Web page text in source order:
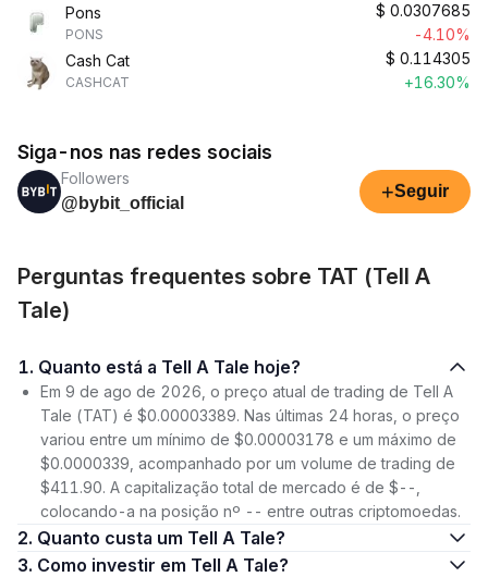
Pons
PONS
$ 0.0307685
-4.10%
Cash Cat
CASHCAT
$ 0.114305
+16.30%
Siga-nos nas redes sociais
Followers
@bybit_official
+Seguir
Perguntas frequentes sobre TAT (Tell A
Tale)
1. Quanto está a Tell A Tale hoje?
Em 9 de ago de 2026, o preço atual de trading de Tell A
Tale (TAT) é $0.00003389. Nas últimas 24 horas, o preço
variou entre um mínimo de $0.00003178 e um máximo de
$0.0000339, acompanhado por um volume de trading de
$411.90. A capitalização total de mercado é de $--,
colocando-a na posição nº -- entre outras criptomoedas.
2. Quanto custa um Tell A Tale?
3. Como investir em Tell A Tale?